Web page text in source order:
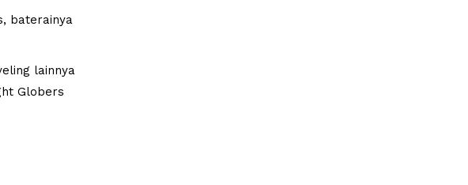
baterainya
lainnya
Globers